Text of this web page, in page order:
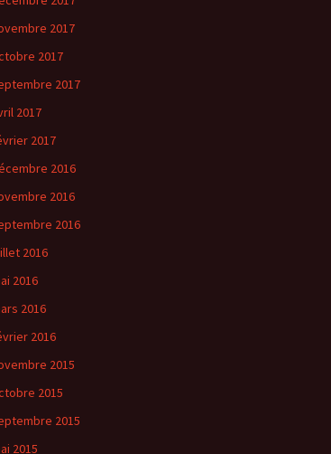
2017
2017
2017
2017
2017
2016
2016
2016
2016
2016
2016
2016
2015
2015
2015
2015